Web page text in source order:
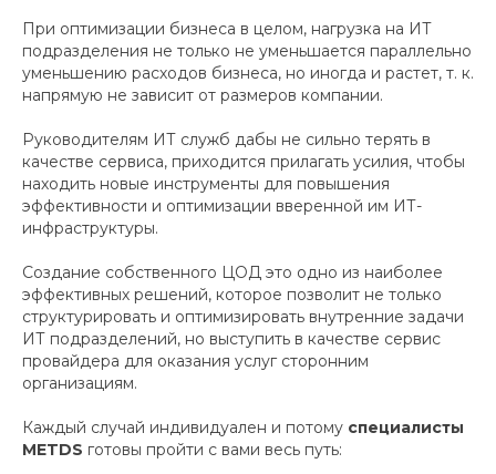
При оптимизации бизнеса в целом, нагрузка на ИТ
подразделения не только не уменьшается параллельно
уменьшению расходов бизнеса, но иногда и растет, т. к.
напрямую не зависит от размеров компании.
Руководителям ИТ служб дабы не сильно терять в
качестве сервиса, приходится прилагать усилия, чтобы
находить новые инструменты для повышения
эффективности и оптимизации вверенной им ИТ-
инфраструктуры.
Создание собственного ЦОД это одно из наиболее
эффективных решений, которое позволит не только
структурировать и оптимизировать внутренние задачи
ИТ подразделений, но выступить в качестве сервис
провайдера для оказания услуг сторонним
организациям.
Каждый случай индивидуален и потому специалисты
METDS готовы пройти с вами весь путь: